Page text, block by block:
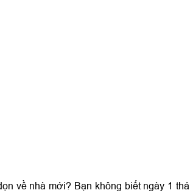
về nhà mới? Bạn không biết ngày 1